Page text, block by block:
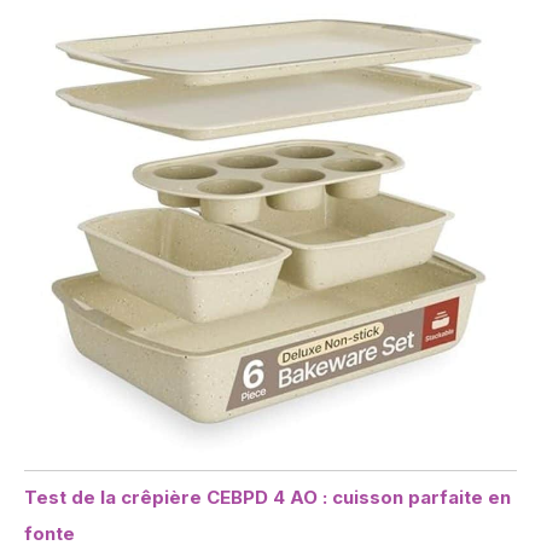
Test de la crêpière CEBPD 4 AO : cuisson parfaite en
fonte